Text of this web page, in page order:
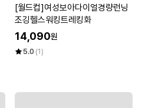
[월드컵]여성보아다이얼경량런닝
조깅헬스워킹트레킹화
14,090원
5.0 (1)